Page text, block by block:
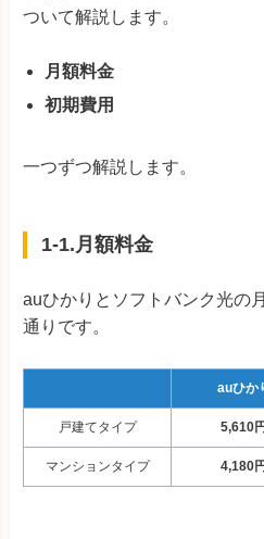
ついて解説します。
月額料金
初期費用
一つずつ解説します。
1-1.月額料金
auひかりとソフトバンク光の
通りです。
auひか
戸建てタイプ 5,610
マンションタイプ 4,180